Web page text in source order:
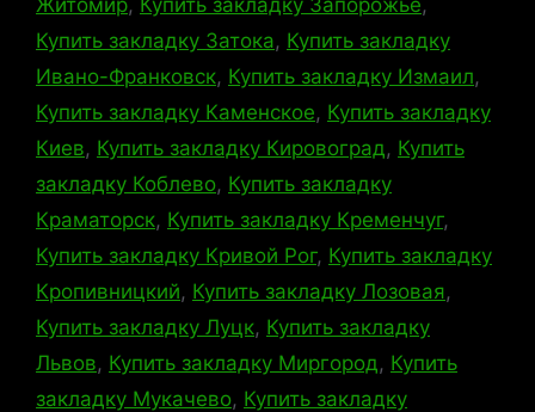
Купить закладку Затока, Купить закладку
Ивано-Франковск, Купить закладку Измаил,
Купить закладку Каменское, Купить закладку
Киев, Купить закладку Кировоград, Купить
закладку Коблево, Купить закладку
Краматорск, Купить закладку Кременчуг,
Купить закладку Кривой Рог, Купить закладку
Кропивницкий, Купить закладку Лозовая,
Купить закладку Луцк, Купить закладку
Львов, Купить закладку Миргород, Купить
закладку Мукачево, Купить закладку